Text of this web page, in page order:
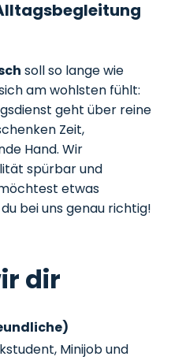
soll so lange wie
am wohlsten fühlt:
geht über reine
Zeit,
Hand. Wir
spürbar und
etwas
bei uns genau richtig!
dir
Minijob und